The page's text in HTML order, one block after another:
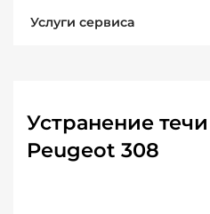
Услуги сервиса
Устранение
Peugeot 308